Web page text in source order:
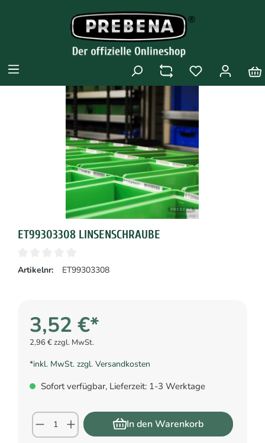
ET99303308 LINSENSCHRAUBE
Artikelnr: ET99303308
3,52 €*
2,96 € zzgl. MwSt.
*inkl. MwSt. zzgl. Versandkosten
Sofort verfügbar, Lieferzeit: 1-3 Werktage
In den Warenkorb